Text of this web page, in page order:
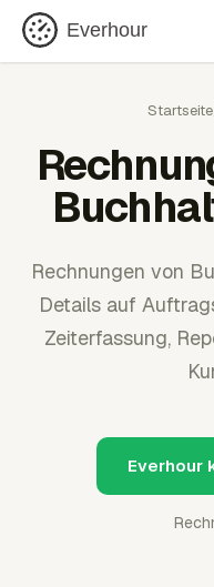
Everhour
Startseite
Rechnungen von
Details auf
Zeiterfassung,
Everhour